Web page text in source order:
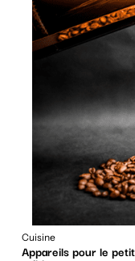
Cuisine
Appareils pour le